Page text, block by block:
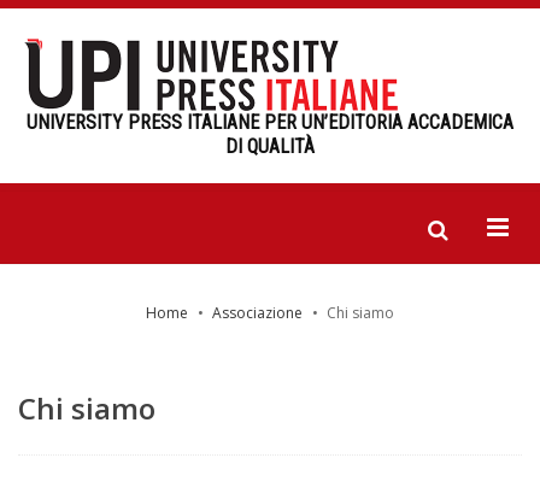
UNIVERSITY PRESS ITALIANE PER UN’EDITORIA ACCADEMICA
DI QUALITÀ
Home Associazione Chi siamo
Chi siamo